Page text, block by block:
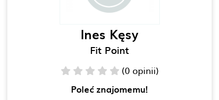
Ines Kęsy
Fit Point
(0 opinii)
Poleć znajomemu!